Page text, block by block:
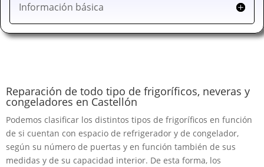
Información básica
Reparación de todo tipo de frigoríficos, neveras y
congeladores en Castellón
Podemos clasificar los distintos tipos de frigoríficos en función
de si cuentan con espacio de refrigerador y de congelador,
según su número de puertas y en función también de sus
medidas y de su capacidad interior. De esta forma, los